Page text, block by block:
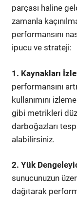
parçası haline
zamanla
performansını
ipucu ve strateji:
1. Kaynakları
performansını
kullanımını
gibi metrikleri
darboğazları
alabilirsiniz.
2. Yük
sunucunuzun
dağıtarak